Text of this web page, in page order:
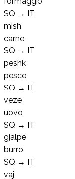
SQ →
IT
mish
carne
SQ →
IT
peshk
pesce
SQ →
IT
vezë
uovo
SQ →
IT
gjalpë
burro
SQ →
IT
vaj